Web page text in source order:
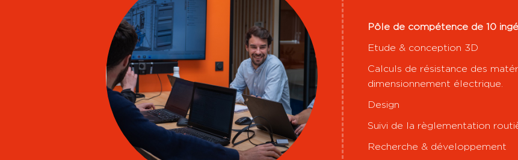
Pôle de compétence de 10
Etude & conception 3D
Calculs de résistance des
dimensionnement électrique.
Design
Suivi de la règlementation
Recherche & développement